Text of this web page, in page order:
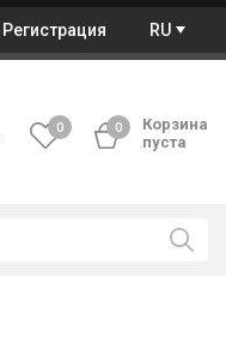
Регистрация RU
0 0
Корзина
пуста